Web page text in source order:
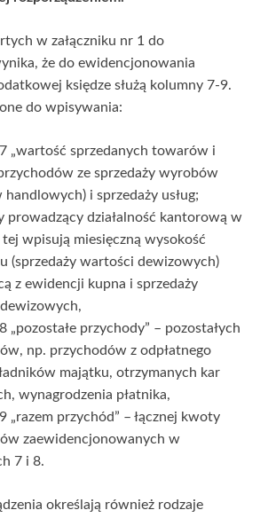
w załączniku nr 1 do
że do ewidencjonowania
księdze służą kolumny 7-9.
do wpisywania:
„wartość sprzedanych towarów i
ze sprzedaży wyrobów
i sprzedaży usług;
prowadzący działalność kantorową w
wpisują miesięczną wysokość
(sprzedaży wartości dewizowych)
z ewidencji kupna i sprzedaży
„pozostałe przychody” – pozostałych
np. przychodów z odpłatnego
majątku, otrzymanych kar
wynagrodzenia płatnika,
„razem przychód” – łącznej kwoty
zaewidencjonowanych w
7 i 8.
określają również rodzaje